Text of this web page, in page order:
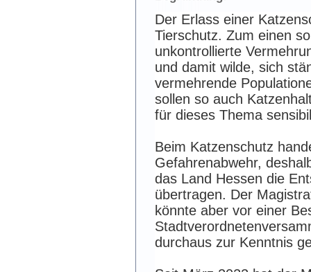
Der Erlass einer
Tierschutz. Zum einen
unkontrollierte
und damit wilde, sich
vermehrende
sollen so auch
für dieses Thema
Beim Katzenschutz
Gefahrenabwehr,
das Land Hessen die
übertragen. Der
könnte aber vor einer
durchaus zur Kenntnis